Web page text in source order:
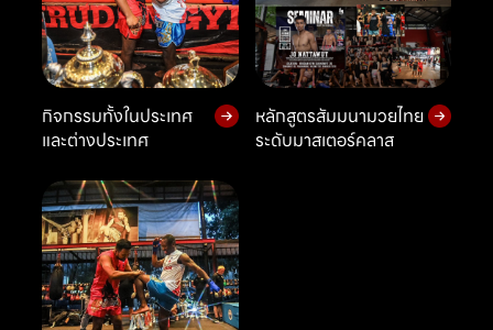
กิจกรรมทั้งในประเทศ
และต่างประเทศ
หลักสูตรสัมมนามวยไทย
ระดับมาสเตอร์คลาส